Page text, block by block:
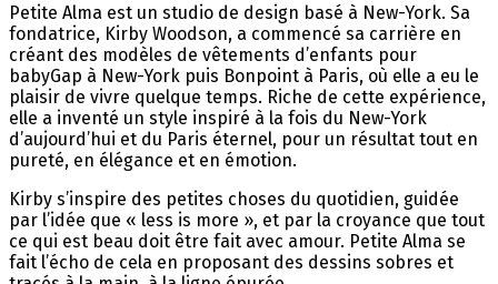
Petite Alma est un studio de design basé à New-York. Sa
fondatrice, Kirby Woodson, a commencé sa carrière en
créant des modèles de vêtements d’enfants pour
babyGap à New-York puis Bonpoint à Paris, où elle a eu le
plaisir de vivre quelque temps. Riche de cette expérience,
elle a inventé un style inspiré à la fois du New-York
d’aujourd’hui et du Paris éternel, pour un résultat tout en
pureté, en élégance et en émotion.
Kirby s’inspire des petites choses du quotidien, guidée
par l’idée que « less is more », et par la croyance que tout
ce qui est beau doit être fait avec amour. Petite Alma se
fait l’écho de cela en proposant des dessins sobres et